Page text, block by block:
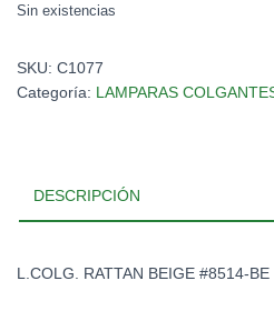
Sin existencias
SKU: C1077
Categoría: LAMPARAS
DESCRIPCIÓN
L.COLG. RATTAN BEIGE #8514-BE